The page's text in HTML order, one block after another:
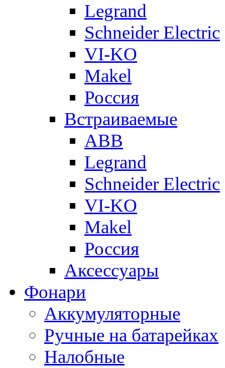
Legrand
Schneider Electric
VI-KO
Makel
Россия
Встраиваемые
ABB
Legrand
Schneider Electric
VI-KO
Makel
Россия
Аксессуары
Фонари
Аккумуляторные
Ручные на батарейках
Налобные